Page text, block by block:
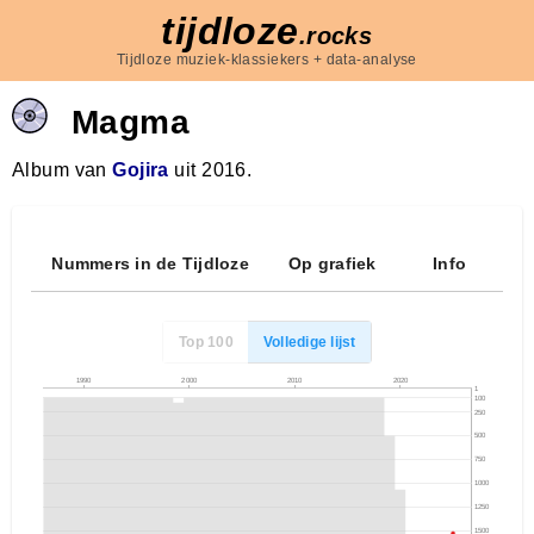
tijdloze.rocks
Tijdloze muziek-klassiekers + data-analyse
Magma
Album vanGojira uit 2016.
Nummers in de Tijdloze Op grafiek Info
Top 100 Volledige lijst
1990 2000 2010 2020
1
100
250
500
750
1000
1250
1500